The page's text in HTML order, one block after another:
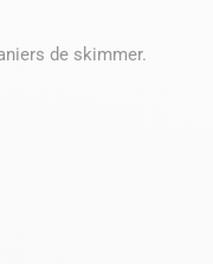
de skimmer.